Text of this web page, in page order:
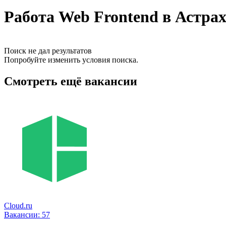
Работа Web Frontend в
Поиск не дал результатов
Попробуйте изменить условия поиска.
Смотреть ещё вакансии
Cloud.ru
Вакансии: 57